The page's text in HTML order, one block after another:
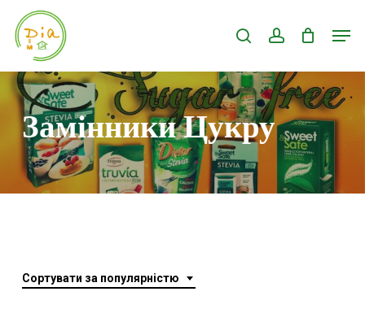
Skip
content
searchaccount
Замінники Цукру
Сортувати за популярністю